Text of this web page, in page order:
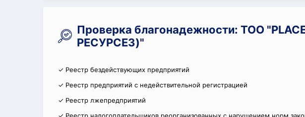
Проверка благонадежности: ТОО
РЕСУРСЕЗ)"
✓ Реестр бездействующих предприятий
✓ Реестр предприятий с недействительной регистрацией
✓ Реестр лжепредприятий